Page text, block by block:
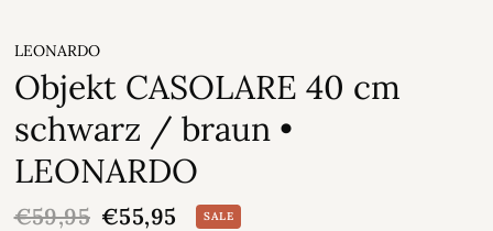
LEONARDO
Objekt CASOLARE 40 cm
schwarz / braun •
LEONARDO
€59,95 €55,95 SALE